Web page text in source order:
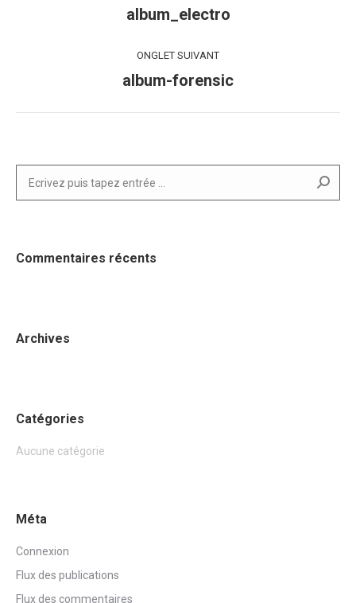
commentaire
Onglet
album_electro
ONGLET SUIVANT
Onglet
album-forensic
Commentaires récents
Archives
Catégories
Aucune catégorie
Méta
Connexion
Flux des publications
Flux des commentaires